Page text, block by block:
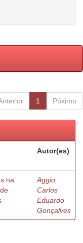
1 Póximo
Autor(es)
na
Aggio,
Carlos
Eduardo
Gonçalves